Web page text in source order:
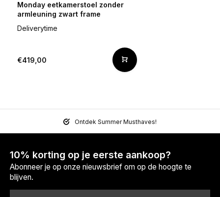
Monday eetkamerstoel zonder
armleuning zwart frame
Deliverytime
€419,00
Ontdek Summer Musthaves!
10% korting op je eerste aankoop?
Abonneer je op onze nieuwsbrief om op de hoogte te
blijven.